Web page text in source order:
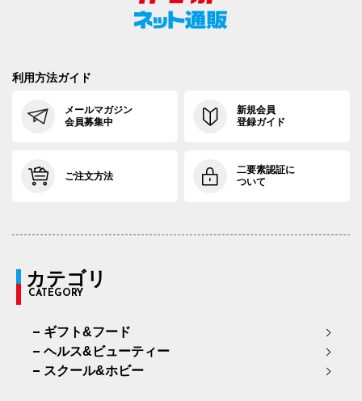
利用方法ガイド
メールマガジン
会員募集中
新規会員
登録ガイド
ご注文方法
二要素認証に
ついて
カテゴリ
CATEGORY
ギフト&フード
ヘルス&ビューティー
スクール&ホビー